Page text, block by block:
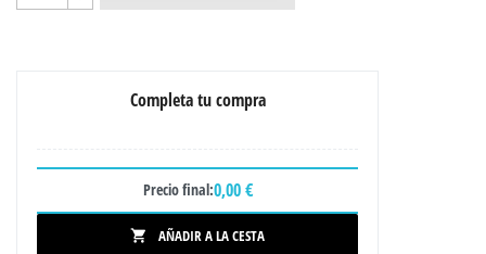
Completa tu compra
Precio final:0,00 €
 AÑADIR A LA CESTA